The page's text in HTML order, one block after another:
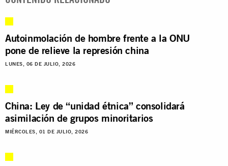
Autoinmolación de hombre frente a la ONU
pone de relieve la represión china
LUNES, 06 DE JULIO, 2026
China: Ley de “unidad étnica” consolidará
asimilación de grupos minoritarios
MIÉRCOLES, 01 DE JULIO, 2026